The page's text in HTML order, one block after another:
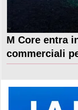
M Core entra
commerciali